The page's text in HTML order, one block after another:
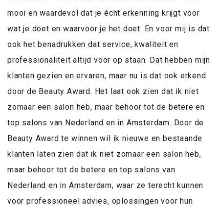
mooi en waardevol dat je écht erkenning krijgt voor
wat je doet en waarvoor je het doet. En voor mij is dat
ook het benadrukken dat service, kwaliteit en
professionaliteit altijd voor op staan. Dat hebben mijn
klanten gezien en ervaren, maar nu is dat ook erkend
door de Beauty Award. Het laat ook zien dat ik niet
zomaar een salon heb, maar behoor tot de betere en
top salons van Nederland en in Amsterdam. Door de
Beauty Award te winnen wil ik nieuwe en bestaande
klanten laten zien dat ik niet zomaar een salon heb,
maar behoor tot de betere en top salons van
Nederland en in Amsterdam, waar ze terecht kunnen
voor professioneel advies, oplossingen voor hun